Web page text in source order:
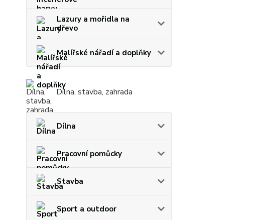
Lazury a mořidla na
dřevo
Malířské nářadí a doplňky
Dílna, stavba, zahrada
Dílna
Pracovní pomůcky
Stavba
Sport a outdoor